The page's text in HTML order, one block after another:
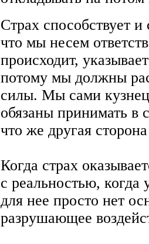
Страх способствует
что мы несем
происходит,
потому мы должны
силы. Мы сами
обязаны принимать в
что же другая
Когда страх
с реальностью, когда
для нее просто нет
разрушающее